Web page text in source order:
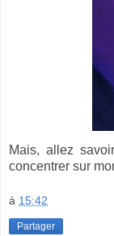
Mais, allez
concentrer sur
à 15:42
Partager